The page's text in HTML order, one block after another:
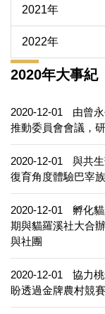
2021年
2022年
2020年大事紀
2020-12-01
由曾
推動委員會會議，
2020-12-01
與共
復育角度體驗巴宰
2020-12-01
孵化
期與貓羅溪社大合
與社團
2020-12-01
協力
盼透過金牌農村競